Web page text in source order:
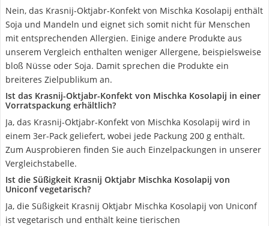
Nein, das Krasnij-Oktjabr-Konfekt von Mischka Kosolapij enthält
Soja und Mandeln und eignet sich somit nicht für Menschen
mit entsprechenden Allergien. Einige andere Produkte aus
unserem Vergleich enthalten weniger Allergene, beispielsweise
bloß Nüsse oder Soja. Damit sprechen die Produkte ein
breiteres Zielpublikum an.
Ist das Krasnij-Oktjabr-Konfekt von Mischka Kosolapij in einer
Vorratspackung erhältlich?
Ja, das Krasnij-Oktjabr-Konfekt von Mischka Kosolapij wird in
einem 3er-Pack geliefert, wobei jede Packung 200 g enthält.
Zum Ausprobieren finden Sie auch Einzelpackungen in unserer
Vergleichstabelle.
Ist die Süßigkeit Krasnij Oktjabr Mischka Kosolapij von
Uniconf vegetarisch?
Ja, die Süßigkeit Krasnij Oktjabr Mischka Kosolapij von Uniconf
ist vegetarisch und enthält keine tierischen